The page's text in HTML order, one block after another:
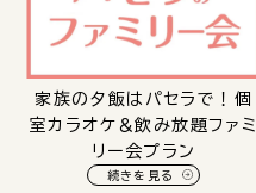
家族の夕飯はパセラで！個
室カラオケ＆飲み放題ファミ
リー会プラン
続きを見る